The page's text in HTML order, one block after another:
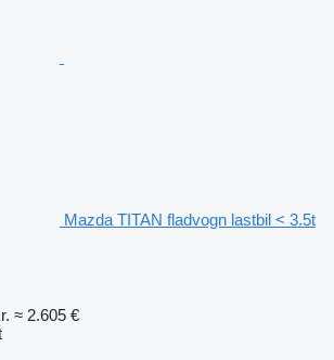
Mazda TITAN fladvogn lastbil < 3.5t
≈ 2.605 €